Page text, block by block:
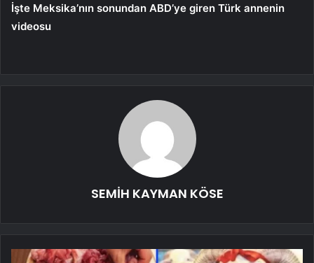
İşte Meksika’nın sonundan ABD’ye giren Türk annenin
videosu
SEMİH KAYMAN KÖSE